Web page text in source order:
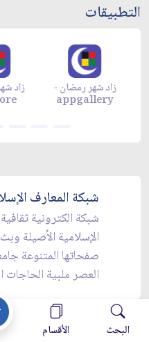
التطبيقات
زاد زاد شهر رمضان -
appgallery
شبكة المعارف
شبكة الكترونية
الإسلامية الأصيلة
صفحاتها المتنوعة
العصر ملبية الحاجات
البحث الأقسام